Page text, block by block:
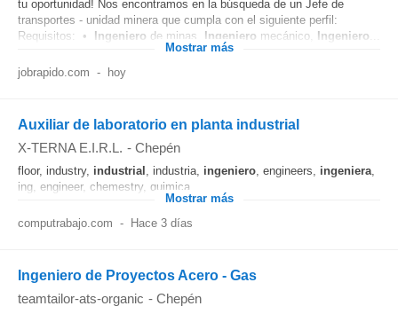
tu oportunidad! Nos encontramos en la búsqueda de un Jefe de
transportes - unidad minera que cumpla con el siguiente perfil:
Requisitos: • Ingeniero de minas, Ingeniero mecánico, Ingeniero
Mostrar más
jobrapido.com - hoy
Auxiliar de laboratorio en planta industrial
X-TERNA E.I.R.L. - Chepén
floor, industry, industrial , industria, ingeniero, engineers, ingeniera,
ing, engineer, chemestry, quimica...
Mostrar más
computrabajo.com - Hace 3 días
Ingeniero de Proyectos Acero - Gas
teamtailor-ats-organic - Chepén